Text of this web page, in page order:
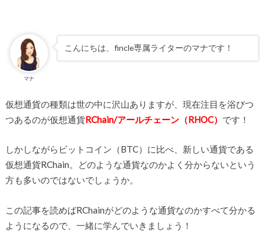
マナ
こんにちは、fincle専属ライターのマナです！
仮想通貨の種類は世の中に沢山ありますが、現在注目を浴びつ
つあるのが仮想通貨RChain/アールチェーン（RHOC） です！
しかしながらビットコイン（BTC）に比べ、新しい通貨である
仮想通貨RChain。どのような通貨なのかよく分からないという
方も多いのではないでしょうか。
この記事を読めばRChainがどのような通貨なのかすべて分かる
ようになるので、一緒に学んでいきましょう！